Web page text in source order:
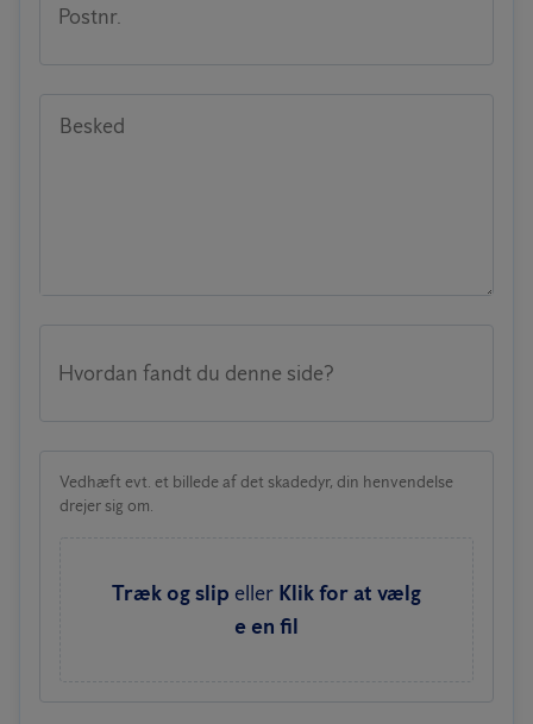
Postnr.
Besked
Hvordan fandt du denne side?
Vedhæft evt. et billede af det skadedyr, din henvendelse
drejer sig om.
Træk og slip eller Klik for at vælg
e en fil